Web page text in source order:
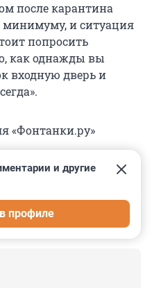
после карантина
минимуму, и ситуация
попросить
как однажды вы
входную дверь и
«Фонтанки.ру»
и другие
профиле